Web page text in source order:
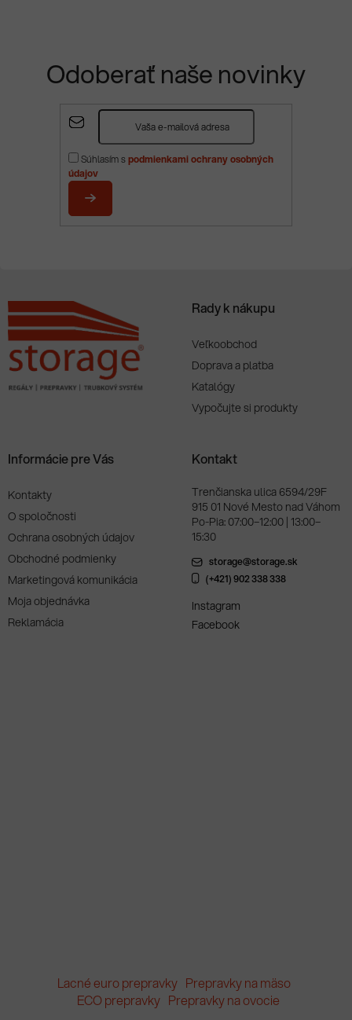
Odoberať naše novinky
Súhlasím spodmienkami ochrany osobných
údajov
PRIHLÁSIŤ
Rady k nákupu
Veľkoobchod
Doprava a platba
Katalógy
Vypočujte si produkty
Informácie pre Vás
Kontakty
O spoločnosti
Ochrana osobných údajov
Obchodné podmienky
Marketingová komunikácia
Moja objednávka
Reklamácia
Kontakt
Trenčianska ulica 6594/29F
915 01 Nové Mesto nad Váhom
Po-Pia: 07:00–12:00 | 13:00–
15:30
storage@storage.sk
(+421) 902 338 338
Instagram
Facebook
Lacné euro prepravky Prepravky na mäso
ECO prepravky Prepravky na ovocie